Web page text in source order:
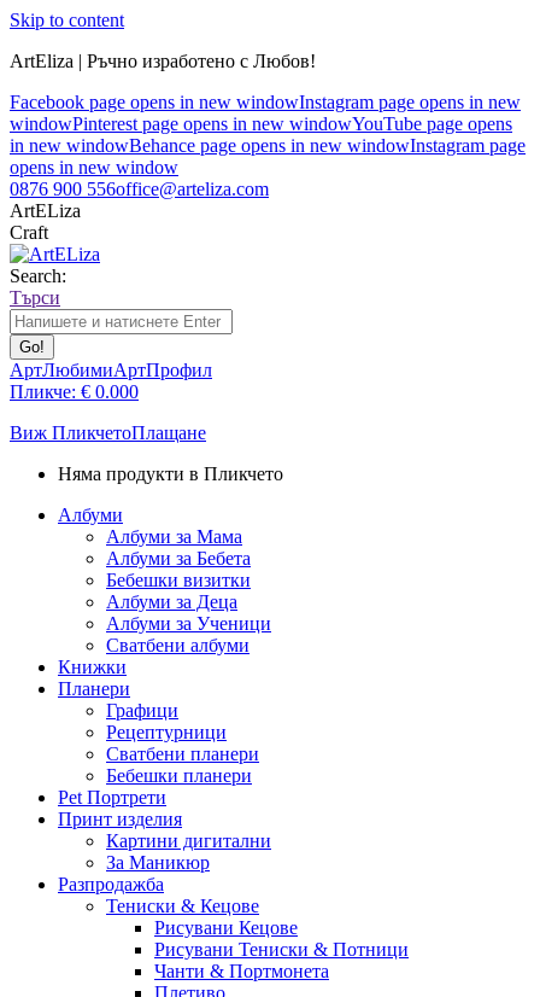
Skip to content
ArtEliza | Ръчно изработено с Любов!
Facebook page opens in new windowInstagram page opens in new
windowPinterest page opens in new windowYouTube page opens
in new windowBehance page opens in new windowInstagram page
opens in new window
0876 900 556office@arteliza.com
ArtELiza
Craft
Search:
Търси
АртЛюбимиАртПрофил
Пликче: € 0.000
Виж ПликчетоПлащане
Няма продукти в Пликчето
Албуми
Албуми за Мама
Албуми за Бебета
Бебешки визитки
Албуми за Деца
Албуми за Ученици
Сватбени албуми
Книжки
Планери
Графици
Рецептурници
Сватбени планери
Бебешки планери
Pet Портрети
Принт изделия
Картини дигитални
За Маникюр
Разпродажба
Тениски & Кецове
Рисувани Кецове
Рисувани Тениски & Потници
Чанти & Портмонета
Плетиво